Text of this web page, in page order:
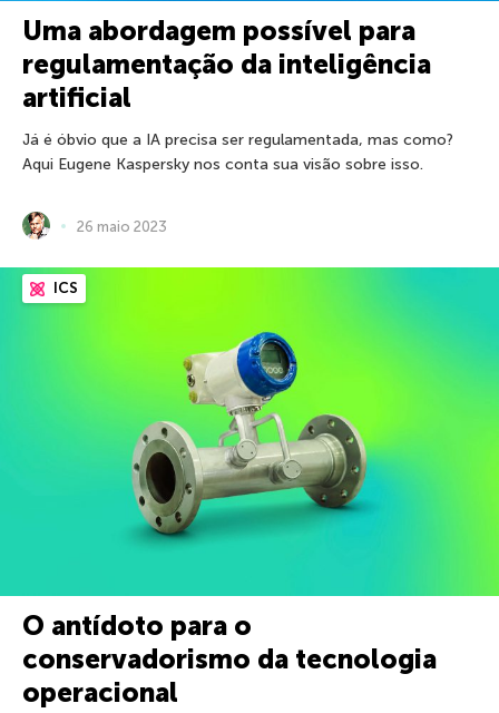
Uma abordagem possível para
regulamentação da inteligência
artificial
Já é óbvio que a IA precisa ser regulamentada, mas como?
Aqui Eugene Kaspersky nos conta sua visão sobre isso.
26 maio 2023
ICS
O antídoto para o
conservadorismo da tecnologia
operacional